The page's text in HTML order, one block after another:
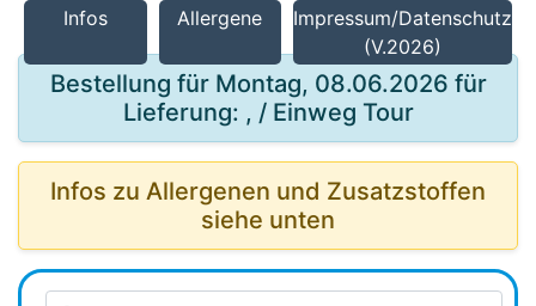
Infos Allergene
Impressum/Datenschutz
(V.2026)
Bestellung für Montag, 08.06.2026 für
Lieferung: , / Einweg Tour
Infos zu Allergenen und Zusatzstoffen
siehe unten